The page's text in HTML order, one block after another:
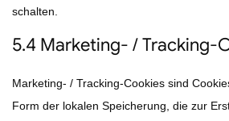
schalten.
5.4 Marketing- / Tracking-
Marketing- / Tracking-Cookies sind
Form der lokalen Speicherung, die zur